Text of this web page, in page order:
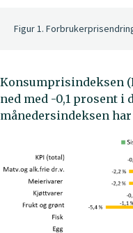
Figur 1.
Konsumprisindeksen
ned med -0,1 prosent i
månedersindeksen